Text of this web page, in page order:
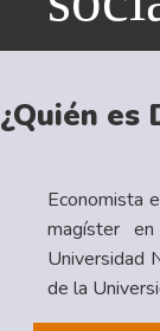
¿Quién es
Economista
magíster
Universidad
de la